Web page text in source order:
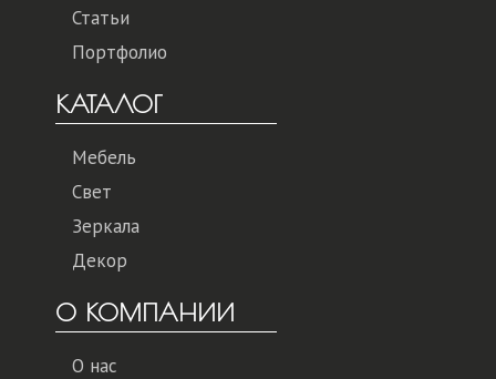
Статьи
Портфолио
КАТАЛОГ
Мебель
Свет
Зеркала
Декор
О КОМПАНИИ
О нас